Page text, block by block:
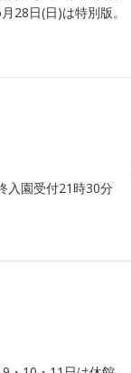
28日(日)は特別版。
入園受付21時30分